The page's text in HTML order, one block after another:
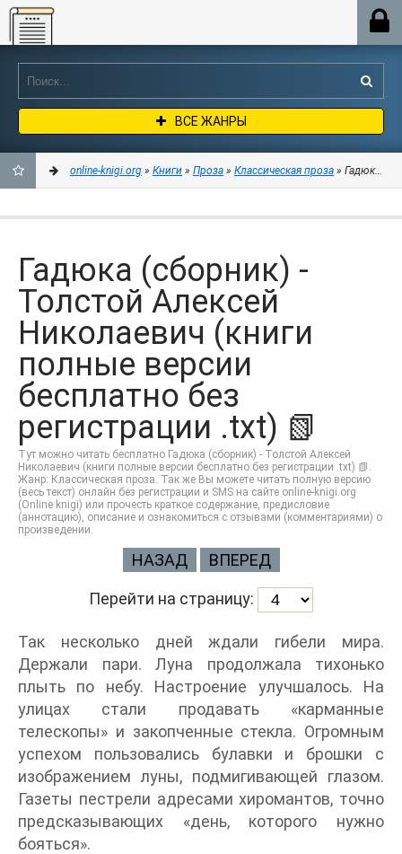
Online-knigi.org
ВСЕ ЖАНРЫ
ЗАКЛАДКИ
online-knigi.org » Книги » Проза » Классическая проза » Гадюка
Гадюка (сборник) -
Толстой Алексей
Николаевич (книги
полные версии
бесплатно без
регистрации .txt) 📗
Тут можно читать бесплатно Гадюка (сборник) - Толстой Алексей
Николаевич (книги полные версии бесплатно без регистрации .txt) 📗.
Жанр: Классическая проза. Так же Вы можете читать полную версию
(весь текст) онлайн без регистрации и SMS на сайте online-knigi.org
(Online knigi) или прочесть краткое содержание, предисловие
(аннотацию), описание и ознакомиться с отзывами (комментариями) о
произведении.
НАЗАД ВПЕРЕД
Перейти на страницу:
Так несколько дней ждали гибели мира.
Держали пари. Луна продолжала тихонько
плыть по небу. Настроение улучшалось. На
улицах стали продавать «карманные
телескопы» и закопченные стекла. Огромным
успехом пользовались булавки и брошки с
изображением луны, подмигивающей глазом.
Газеты пестрели адресами хиромантов, точно
предсказывающих «день, которого нужно
бояться».